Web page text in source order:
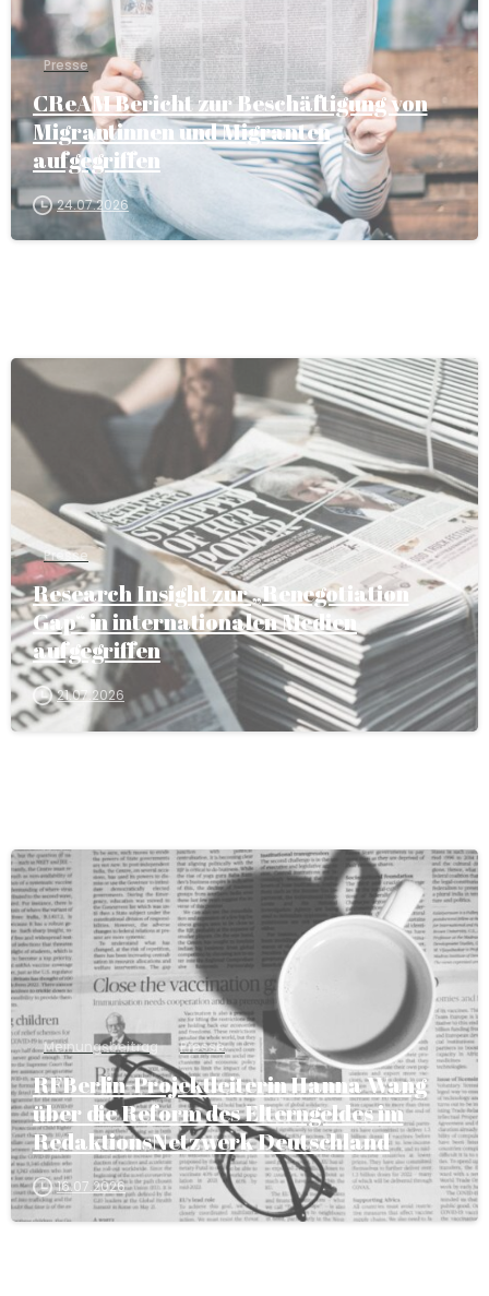
Presse
CReAM Bericht zur Beschäftigung von
Migrantinnen und Migranten
aufgegriffen
24.07.2026
Presse
Research Insight zur „Renegotiation
Gap“ in internationalen Medien
aufgegriffen
21.07.2026
Meinungsbeitrag Presse
RFBerlin-Projektleiterin Hanna Wang
über die Reform des Elterngeldes im
RedaktionsNetzwerk Deutschland
16.07.2026